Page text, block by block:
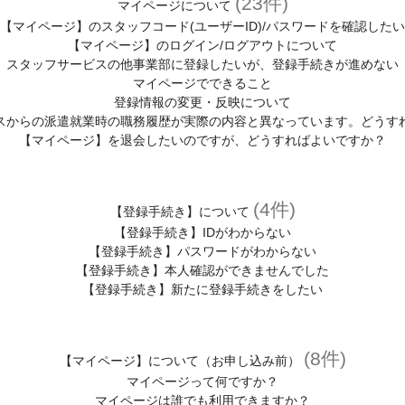
マイページについて
【マイページ】のスタッフコード(ユーザーID)/パスワードを確認したい
【マイページ】のログイン/ログアウトについて
スタッフサービスの他事業部に登録したいが、登録手続きが進めない
マイページでできること
登録情報の変更・反映について
からの派遣就業時の職務履歴が実際の内容と異なっています。どうす
【マイページ】を退会したいのですが、どうすればよいですか？
【登録手続き】について (4件)
【登録手続き】IDがわからない
【登録手続き】パスワードがわからない
【登録手続き】本人確認ができませんでした
【登録手続き】新たに登録手続きをしたい
【マイページ】について（お申し込み前） (8件)
マイページって何ですか？
マイページは誰でも利用できますか？